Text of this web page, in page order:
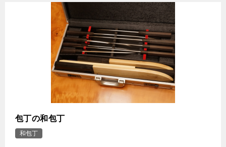
包丁の和包丁
和包丁